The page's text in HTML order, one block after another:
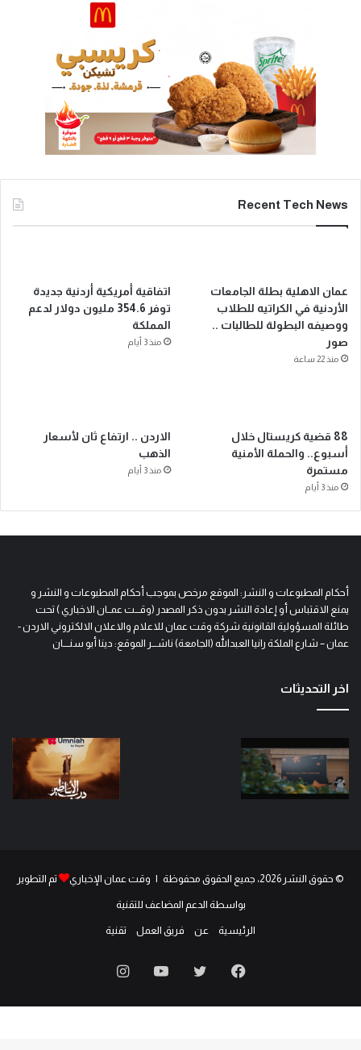
Recent Tech News
عمان الاهلية بطلة الجامعات
الأردنية في الكراتيه للطلاب
ووصيفه البطولة للطالبات ..
صور
منذ 22 ساعة
اتفاقية أمريكية أردنية جديدة
توفر 354.6 مليون دولار لدعم
المملكة
منذ 3 أيام
88 قضية كريستال خلال
أسبوع.. والحملة الأمنية
مستمرة
منذ 3 أيام
الاردن .. ارتفاع ثان لأسعار
الذهب
منذ 3 أيام
أحكام المطبوعات و النشر: الموقع مرخص بموجب أحكام المطبوعات و النشر و
يمنع الاقتباس أو إعادة النشر بدون ذكر المصدر (وقـــت عمــان الاخباري ) تحت
طائلة المسؤولية القانونية شركة وقت عمان للاعلام والاعلان الالكتروني الاردن -
عمان – شارع الملكة رانيا العبدالله (الجامعة) ناشـــر الموقع: دينا أبو سنــــان
اخر التحديثات
© حقوق النشر 2026، جميع الحقوق محفوظة | وقت عمان الإخباري تم التطوير
بواسطة الدعم المضاعف للتقنية
الرئيسية عن فريق العمل تقنية